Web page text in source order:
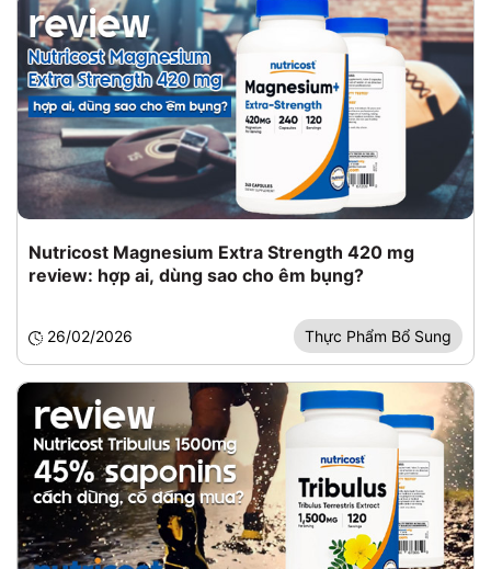
Nutricost Magnesium Extra Strength 420 mg
review: hợp ai, dùng sao cho êm bụng?
26/02/2026 Thực Phẩm Bổ Sung